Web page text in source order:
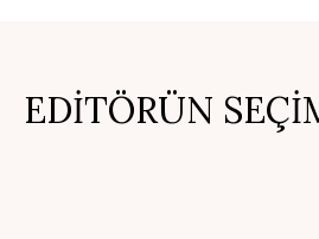
EDİTÖRÜN